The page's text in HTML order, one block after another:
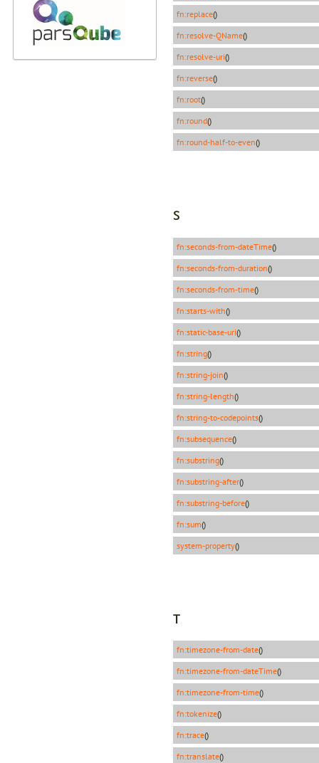
fn:replace()
fn:resolve-QName()
fn:resolve-uri()
fn:reverse()
fn:root()
fn:round()
fn:round-half-to-even()
S
fn:seconds-from-dateTime()
fn:seconds-from-duration()
fn:seconds-from-time()
fn:starts-with()
fn:static-base-uri()
fn:string()
fn:string-join()
fn:string-length()
fn:string-to-codepoints()
fn:subsequence()
fn:substring()
fn:substring-after()
fn:substring-before()
fn:sum()
system-property()
T
fn:timezone-from-date()
fn:timezone-from-dateTime()
fn:timezone-from-time()
fn:tokenize()
fn:trace()
fn:translate()